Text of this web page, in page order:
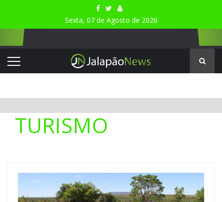
Sexta, 07 de Agosto de 2026
TURISMO